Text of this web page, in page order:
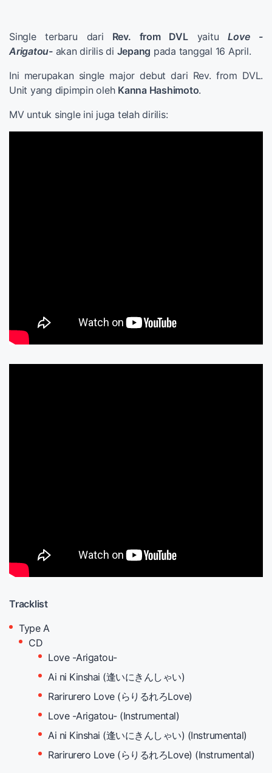
Single terbaru dari Rev. from DVLyaituLove -
Arigatou- akan dirilis di Jepang pada tanggal 16 April.
Ini merupakan single major debut dari Rev. from DVL.
Unit yang dipimpin oleh Kanna Hashimoto.
MV untuk single ini juga telah dirilis:
Tracklist
Type A
CD
Love -Arigatou-
Ai ni Kinshai (逢いにきんしゃい)
Rarirurero Love (らりるれろLove)
Love -Arigatou- (Instrumental)
Ai ni Kinshai (逢いにきんしゃい) (Instrumental)
Rarirurero Love (らりるれろLove) (Instrumental)